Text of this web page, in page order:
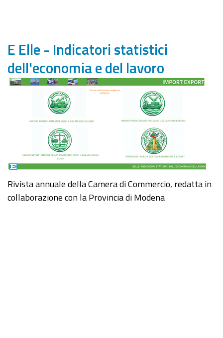
E Elle - Indicatori statistici
dell'economia e del lavoro
Rivista annuale della Camera di Commercio, redatta in
collaborazione con la Provincia di Modena